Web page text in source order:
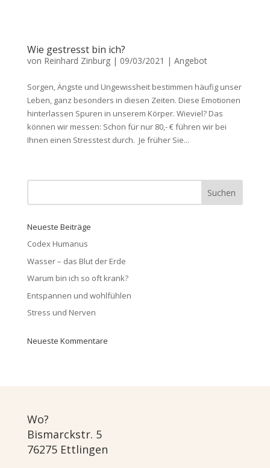
Wie gestresst bin ich?
von Reinhard Zinburg| 09/03/2021 | Angebot
Sorgen, Ängste und Ungewissheit bestimmen häufig unser
Leben, ganz besonders in diesen Zeiten. Diese Emotionen
hinterlassen Spuren in unserem Körper. Wieviel? Das
können wir messen: Schon für nur 80,- € führen wir bei
Ihnen einen Stresstest durch. Je früher Sie...
Neueste Beiträge
Codex Humanus
Wasser – das Blut der Erde
Warum bin ich so oft krank?
Entspannen und wohlfühlen
Stress und Nerven
Neueste Kommentare
Wo?
Bismarckstr. 5
76275 Ettlingen